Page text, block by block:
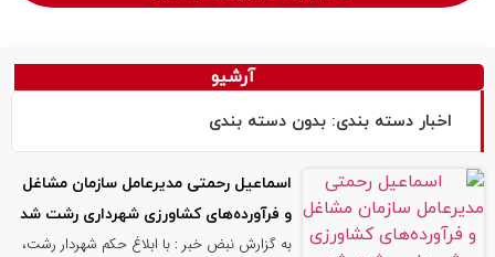
آرشیو
اخبار دسته بندی: بدون دسته بندی
اسماعیل رحمتی مدیرعامل سازمان مشاغل
و فرآورده‌های کشاورزی شهرداری رشت شد
به گزارش نبض خبر : با ابلاغ حکم شهردار رشت،